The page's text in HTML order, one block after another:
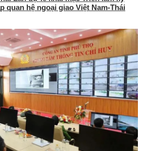
quan hệ ngoại giao Việt Nam-Thái